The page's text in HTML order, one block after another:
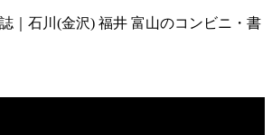
｜石川(金沢) 福井 富山のコンビニ・書